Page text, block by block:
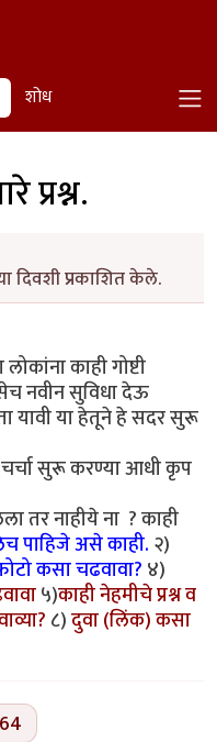
शोध
प्रश्न.
दिवशी प्रकाशित केले.
काही गोष्टी
नवीन सुविधा देऊ
यावी या हेतूने हे सदर सुरू
चर्चा सुरू करण्या आधी कृप
तर नाहीये ना ? काही
पाहिजे असे काही.२)
कसा चढवावा?४)
५)काही नेहमीचे प्रश्न व
८)दुवा (लिंक) कसा